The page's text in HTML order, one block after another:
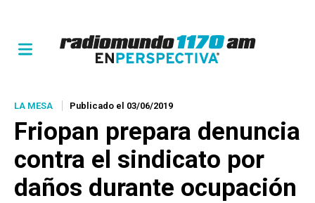
LA MESA Publicado el 03/06/2019
Friopan prepara denuncia
contra el sindicato por
daños durante ocupación